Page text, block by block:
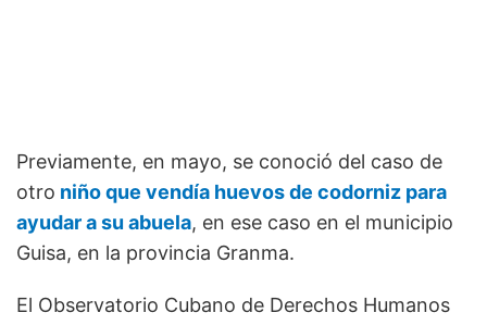
Previamente, en mayo, se conoció del caso de
otro niño que vendía huevos de codorniz para
ayudar a su abuela, en ese caso en el municipio
Guisa, en la provincia Granma.
El Observatorio Cubano de Derechos Humanos